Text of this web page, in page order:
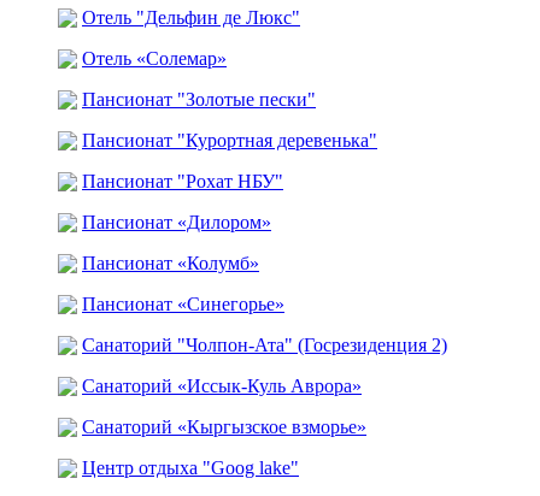
Отель "Дельфин де Люкс"
Отель «Солемар»
Пансионат "Золотые пески"
Пансионат "Курортная деревенька"
Пансионат "Рохат НБУ"
Пансионат «Дилором»
Пансионат «Колумб»
Пансионат «Синегорье»
Санаторий "Чолпон-Ата" (Госрезиденция 2)
Санаторий «Иссык-Куль Аврора»
Санаторий «Кыргызское взморье»
Центр отдыха "Goog lake"